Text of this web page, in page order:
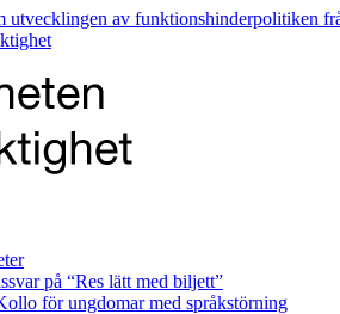
utvecklingen av funktionshinderpolitiken
på “Res lätt med biljett”
för ungdomar med språkstörning